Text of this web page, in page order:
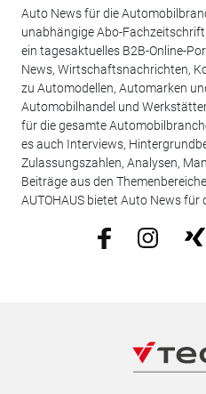
Auto News für die
unabhängige Abo-
ein tagesaktuelles B2B-Online-
News, Wirtschaftsnachrichten,
zu Automodellen, Automarken
Automobilhandel und
für die gesamte
es auch Interviews,
Zulassungszahlen, Analysen,
Beiträge aus den
AUTOHAUS bietet Auto News für